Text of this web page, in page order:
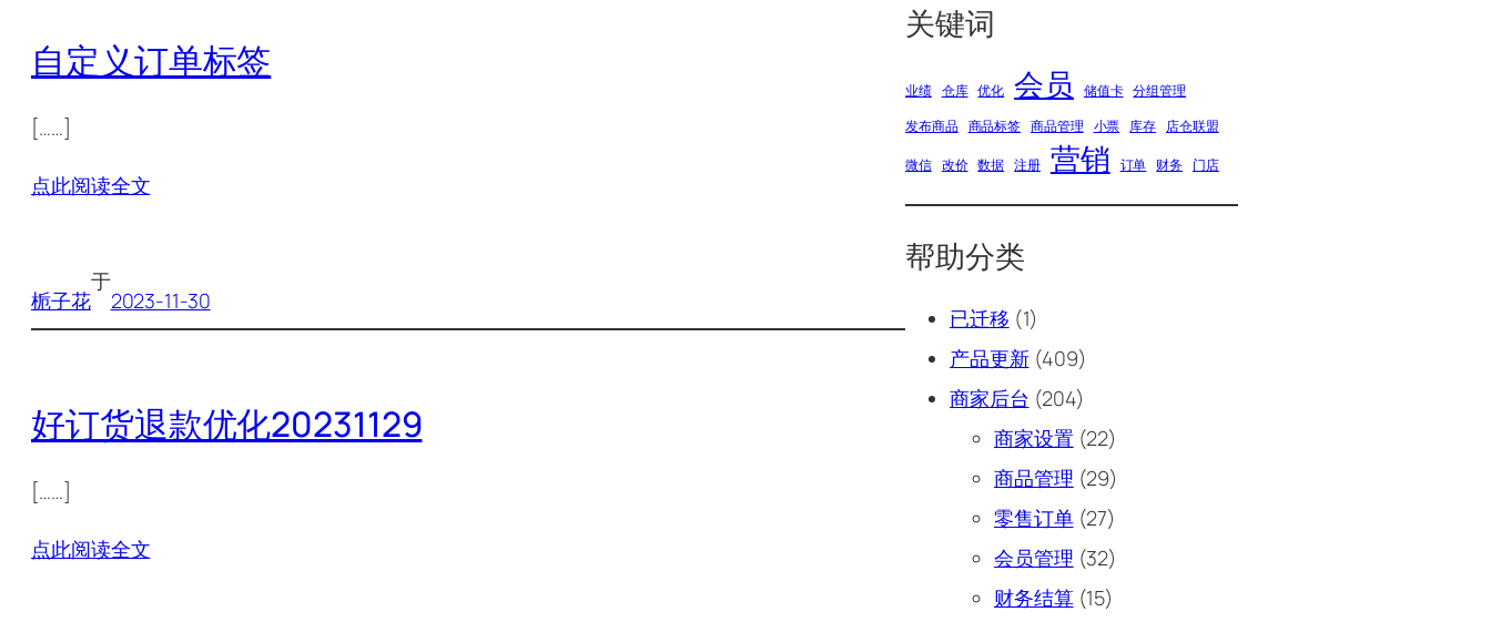
自定义订单标签
[……]
点此阅读全文
栀子花
于
2023-11-30
好订货退款优化20231129
[……]
点此阅读全文
关键词
业绩 仓库 优化 会员 储值卡 分组管理
发布商品 商品标签 商品管理 小票 库存 店仓联盟
微信 改价 数据 注册 营销 订单 财务 门店
帮助分类
已迁移 (1)
产品更新(409)
商家后台 (204)
商家设置 (22)
商品管理 (29)
零售订单(27)
会员管理 (32)
财务结算(15)